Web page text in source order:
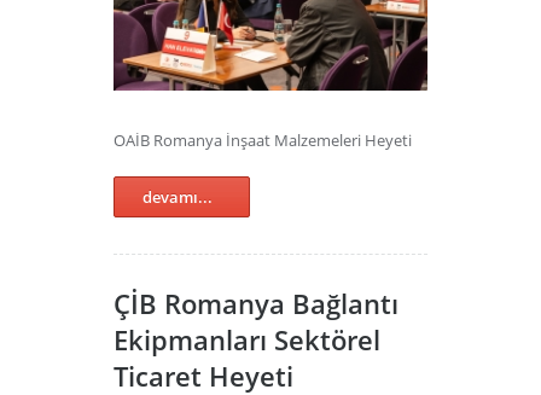
OAİB Romanya İnşaat Malzemeleri Heyeti
devamı...
ÇİB Romanya Bağlantı
Ekipmanları Sektörel
Ticaret Heyeti